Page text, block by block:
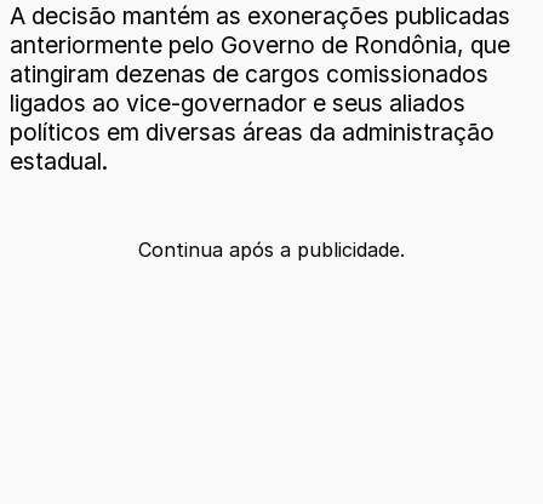
A decisão mantém as exonerações publicadas
anteriormente pelo Governo de Rondônia, que
atingiram dezenas de cargos comissionados
ligados ao vice-governador e seus aliados
políticos em diversas áreas da administração
estadual.
Continua após a publicidade.